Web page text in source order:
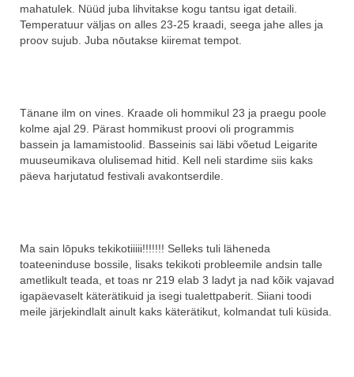
mahatulek. Nüüd juba lihvitakse kogu tantsu igat detaili.
Temperatuur väljas on alles 23-25 kraadi, seega jahe alles ja
proov sujub. Juba nōutakse kiiremat tempot.
Tänane ilm on vines. Kraade oli hommikul 23 ja praegu poole
kolme ajal 29. Pärast hommikust proovi oli programmis
bassein ja lamamistoolid. Basseinis sai läbi võetud Leigarite
muuseumikava olulisemad hitid. Kell neli stardime siis kaks
päeva harjutatud festivali avakontserdile.
Ma sain lōpuks tekikotiiiii!!!!!!! Selleks tuli läheneda
toateeninduse bossile, lisaks tekikoti probleemile andsin talle
ametlikult teada, et toas nr 219 elab 3 ladyt ja nad kõik vajavad
igapäevaselt käterätikuid ja isegi tualettpaberit. Siiani toodi
meile järjekindlalt ainult kaks käterätikut, kolmandat tuli küsida.